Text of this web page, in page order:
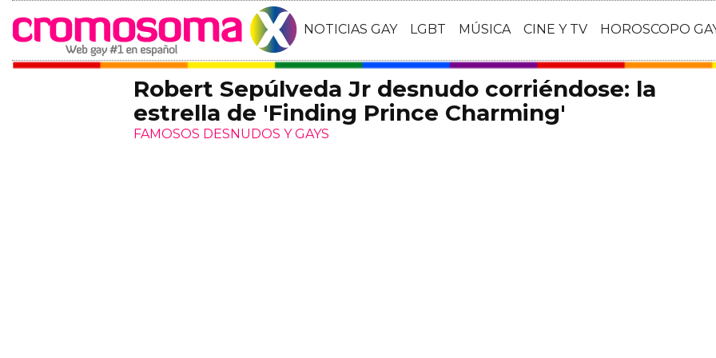
NOTICIAS GAY LGBT MÚSICA CINE Y TV HOROSCOPO
Robert Sepúlveda Jr desnudo corriéndose: la
estrella de 'Finding Prince Charming'
FAMOSOS DESNUDOS Y GAYS